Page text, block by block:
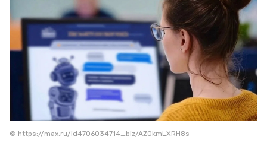
© https://max.ru/id4706034714_biz/AZ0kmLXRH8s